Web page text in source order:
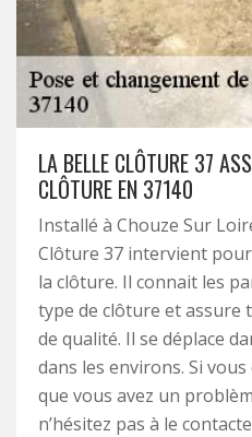
LA BELLE CLÔTURE 37
CLÔTURE EN 37140
Installé à Chouze Sur
Clôture 37 intervient
la clôture. Il connait les
type de clôture et
de qualité. Il se déplace
dans les environs. Si
que vous avez un
n’hésitez pas à le